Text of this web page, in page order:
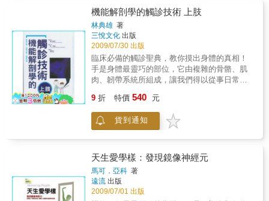
病，讓讀者的專業知識更為全面。本書並不是
紙上談兵，而是期望對實際的臨床治療能有實
質上的幫助。如果能夠活用本書所學，一定可
以提高病情判斷的正確性，之後的治療、復健
亦會更有效果。
題，帶讀者認識潛力無窮的大腦功能；第四篇
講述的是心靈感應；第五篇探討生與死，以及
靈魂徘徊陰陽界等案例；最末篇則將焦點放在
夢，帶讀者巡遊豐富多彩的夢境世界。三、搭
配精美彩圖，讓讀者更容易掌握特異功能與特
異功能者的奇幻世界。
機能解剖學的觸診技術 上肢
林典雄 著
三悅文化 出版
2009/07/30 出版
臨床必備的觸診聖典，教你摸出身體的真相！
手是身體最靈巧的部位，它由複雜的骨骼、肌
肉、韌帶系統所組成，讓我們得以從事日常生
作。本書詳細介紹手的解剖位置、機能、相關
疾病，以及臨床觸診的步驟，乃寫給從事骨骼
肌肉復健治療的物理治療師、與職能治療師，
在臨床實際操作時，能夠將藉由觸診所得到的
資訊做正確的判斷，更有效的幫助病患回復運
動機能。觸診是藉由手觸摸患者的身體，以判
斷、評估身體的狀況，因此對於人體的正常機
能及解剖位置必須有充分的理解。本書內容在
9 折 特價 540 元
貨到通知
天生愛學樣：發現鏡像神經元
馬可．亞科 著
遠流 出版
2009/07/01 出版